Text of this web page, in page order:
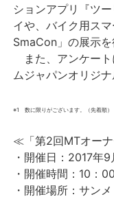
個人向けサ
法人向けサ
採用情報
ションアプリ『ツ
イや、バイク用ス
SmaCon」の展示を
また、アンケート
ムジャパンオリジ
※1 数に限りがございます。（先着順）
≪「第2回MTオー
・開催日：2017年9
・開催時間：10：
・開催場所：サン